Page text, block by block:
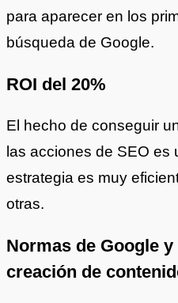
para aparecer en los
búsqueda de Google.
ROI del 20%
El hecho de conseguir
las acciones de SEO es
estrategia es muy
otras.
Normas de Google
creación de